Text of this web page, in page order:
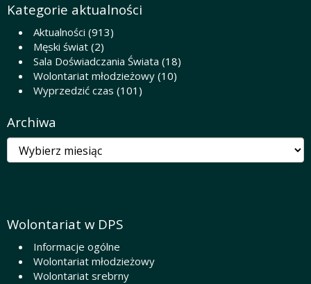
Kategorie aktualności
Aktualności (913)
Męski świat (2)
Sala Doświadczania Świata (18)
Wolontariat młodzieżowy (10)
Wyprzedzić czas (101)
Archiwa
Archiwa
Wolontariat w DPS
Informacje ogólne
Wolontariat młodzieżowy
Wolontariat srebrny